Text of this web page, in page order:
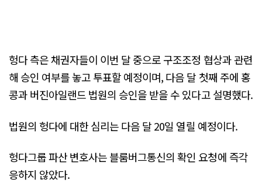
헝다 측은 채권자들이 이번 달 중으로 구조조정 협상과 관련
해 승인 여부를 놓고 투표할 예정이며, 다음 달 첫째 주에 홍
콩과 버진아일랜드 법원의 승인을 받을 수 있다고 설명했다.
법원의 헝다에 대한 심리는 다음 달 20일 열릴 예정이다.
헝다그룹 파산 변호사는 블룸버그통신의 확인 요청에 즉각
응하지 않았다.